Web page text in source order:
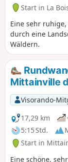
Start in La
Eine sehr
durch eine
Wäldern.
Mittainville
Visorando-
17,29 km
5:15 Std.
Start in
Eine schöne,